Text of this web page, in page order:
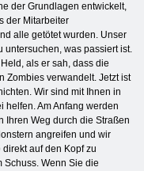
der Grundlagen entwickelt,
der Mitarbeiter
alle getötet wurden. Unser
untersuchen, was passiert ist.
als er sah, dass die
Zombies verwandelt. Jetzt ist
Wir sind mit Ihnen in
Am Anfang werden
Ihren Weg durch die Straßen
angreifen und wir
auf den Kopf zu
Schuss. Wenn Sie die